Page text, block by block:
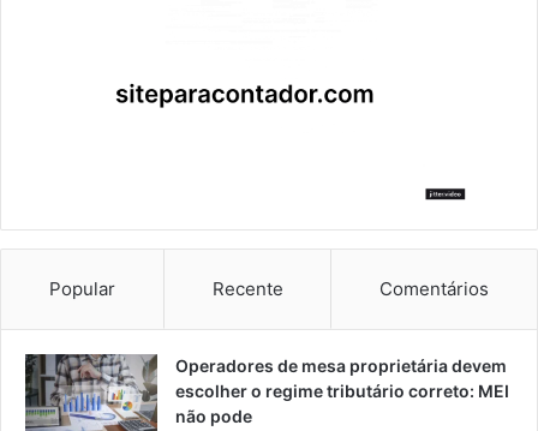
Popular Recente Comentários
Operadores de mesa proprietária devem
escolher o regime tributário correto: MEI
não pode